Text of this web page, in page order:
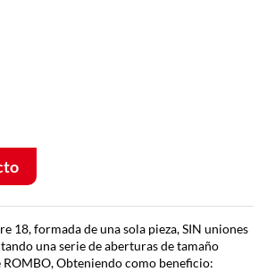
18, formada de una sola pieza, SIN uniones
una serie de aberturas de tamaño
Obteniendo como beneficio: